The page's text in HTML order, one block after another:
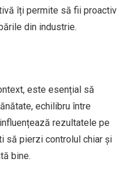
îți permite să fii proactiv
din industrie.
este esențial să
echilibru între
rezultatele pe
să pierzi controlul chiar și
bine.